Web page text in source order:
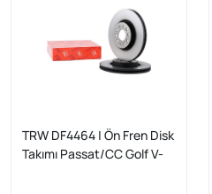
TRW DF4464 | Ön Fren Disk
Takımı Passat/CC Golf V-